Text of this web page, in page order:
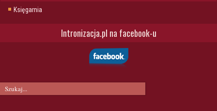
Księgarnia
Intronizacja.pl na facebook-u